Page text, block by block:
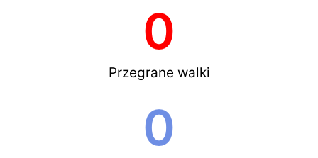
Przegrane walki
0
0